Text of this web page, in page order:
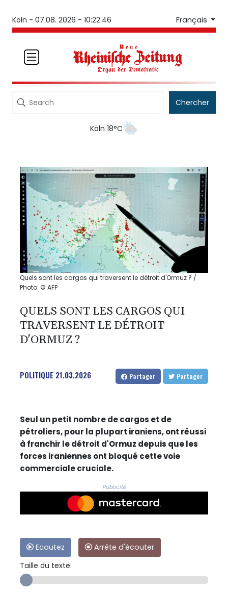
Köln - 07.08. 2026 - 10:22:46 Français
Chercher
Köln 18°C
Quels sont les cargos qui traversent le détroit d'Ormuz ? /
Photo: © AFP
QUELS SONT LES CARGOS QUI
TRAVERSENT LE DÉTROIT
D'ORMUZ ?
POLITIQUE 21.03.2026 Partager Partager
Seul un petit nombre de cargos et de
pétroliers, pour la plupart iraniens, ont réussi
à franchir le détroit d'Ormuz depuis que les
forces iraniennes ont bloqué cette voie
commerciale cruciale.
Publicité
Ecoutez
Arrête d'écouter
Taille du texte: